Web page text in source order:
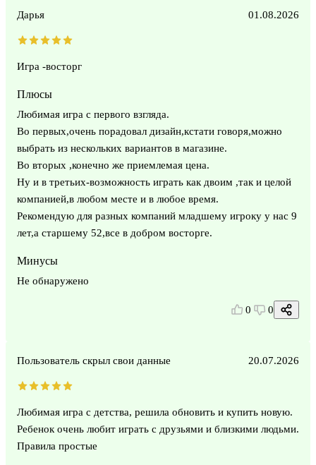
Дарья 01.08.2026
Игра -восторг
Плюсы
Любимая игра с первого взгляда.
Во первых,очень порадовал дизайн,кстати говоря,можно
выбрать из нескольких вариантов в магазине.
Во вторых ,конечно же приемлемая цена.
Ну и в третьих-возможность играть как двоим ,так и целой
компанией,в любом месте и в любое время.
Рекомендую для разных компаний младшему игроку у нас 9
лет,а старшему 52,все в добром восторге.
Минусы
Не обнаружено
0 0
Пользователь скрыл свои данные 20.07.2026
Любимая игра с детства, решила обновить и купить новую.
Ребенок очень любит играть с друзьями и близкими людьми.
Правила простые